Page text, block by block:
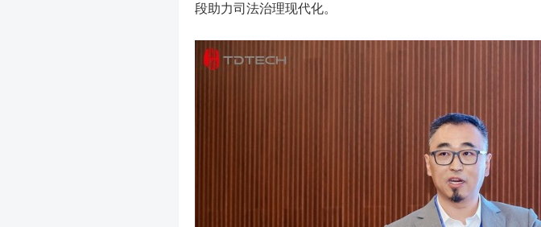
段助力司法治理现代化。